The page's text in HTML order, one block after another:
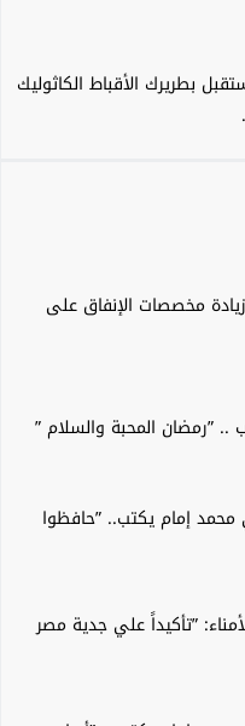
بطريرك الأقباط الكاثوليك
مخصصات الإنفاق على
.. ”رمضان المحبة والسلام ”
محمد إمام يكتب.. ”حافظوا
”تأكيداً علي جدية مصر